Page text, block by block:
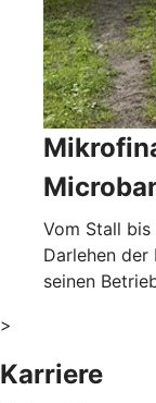
Vom Stall
Darlehen
seinen
>
Karriere